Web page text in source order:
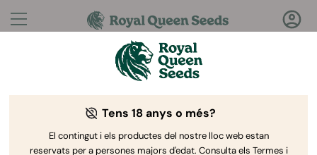
Preguntes?Respostes!
Benvingut al Royal Queen Seeds Help Center
Tens 18 anys o més?
El contingut i els productes del nostre lloc web estan
reservats per a persones majors d'edat. Consulta els Termes i